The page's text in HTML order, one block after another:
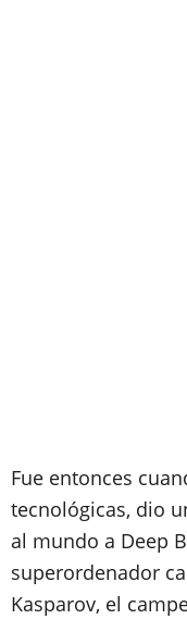
Fue entonces
tecnológicas, dio
al mundo a Deep
superordenador
Kasparov, el